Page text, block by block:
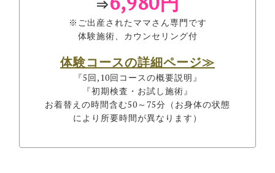
⇒
※ご出産されたママさん専門です
体験施術、カウンセリング付
体験コースの詳細ページ≫
『5回,10回コースの概要説明』
『初期検査・お試し施術』
お着替えの時間含む50～75分（お身体の状態
により所要時間が異なります）